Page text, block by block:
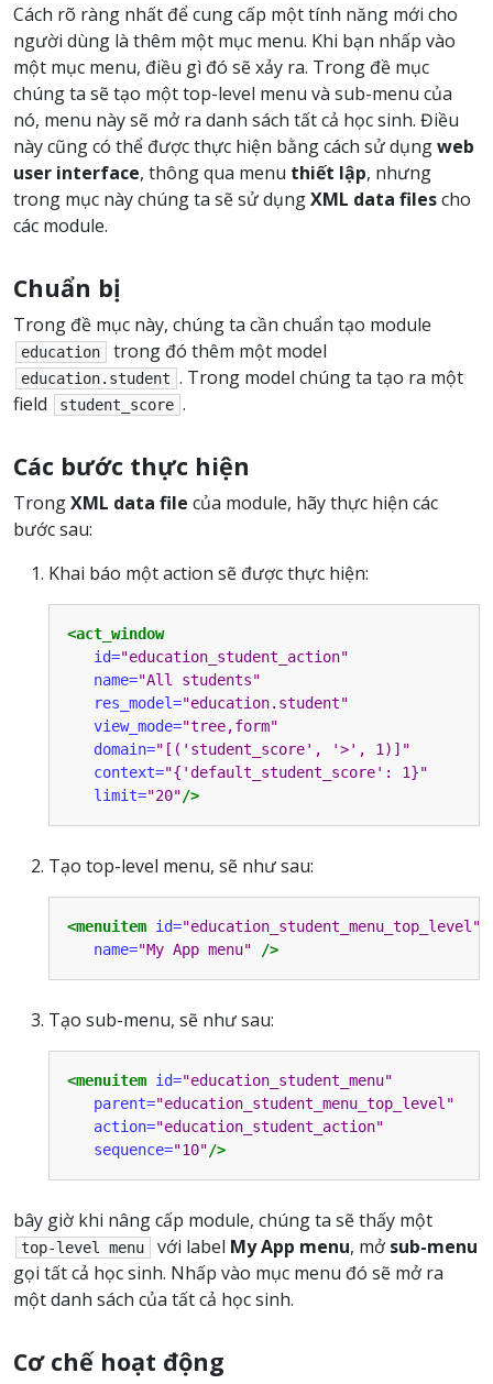
Cách rõ ràng nhất để cung cấp một tính năng mới cho
người dùng là thêm một mục menu. Khi bạn nhấp vào
một mục menu, điều gì đó sẽ xảy ra. Trong đề mục
chúng ta sẽ tạo một top-level menu và sub-menu của
nó, menu này sẽ mở ra danh sách tất cả học sinh. Điều
này cũng có thể được thực hiện bằng cách sử dụngweb
user interface, thông qua menu thiết lập, nhưng
trong mục này chúng ta sẽ sử dụngXML data filescho
các module.
Chuẩn bị
Trong đề mục này, chúng ta cần chuẩn tạo module
education trong đó thêm một model
education.student . Trong model chúng ta tạo ra một
field
student_score .
Các bước thực hiện
TrongXML data file của module, hãy thực hiện các
bước sau:
Khai báo một action sẽ được thực hiện:
<act_window
id="education_student_action"
name="All students"
res_model="education.student"
view_mode="tree,form"
domain="[('student_score', '>', 1)]"
context="{'default_student_score': 1}"
limit="20"/>
Tạo top-level menu, sẽ như sau:
<menuitem id="education_student_menu_top_level"
name="My App menu" />
Tạo sub-menu, sẽ như sau:
<menuitem id="education_student_menu"
parent="education_student_menu_top_level"
action="education_student_action"
sequence="10"/>
bây giờ khi nâng cấp module, chúng ta sẽ thấy một
top-level menu với label My App menu, mở sub-menu
gọi tất cả học sinh. Nhấp vào mục menu đó sẽ mở ra
một danh sách của tất cả học sinh.
Cơ chế hoạt động